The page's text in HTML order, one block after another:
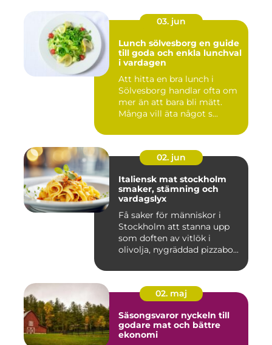
03. jun
Lunch sölvesborg en guide
till goda och enkla lunchval
i vardagen
Att hitta en bra lunch i
Sölvesborg handlar ofta om
mer än att bara bli mätt.
Många vill äta något s...
02. jun
Italiensk mat stockholm
smaker, stämning och
vardagslyx
Få saker för människor i
Stockholm att stanna upp
som doften av vitlök i
olivolja, nygräddad pizzabo...
02. maj
Säsongsvaror nyckeln till
godare mat och bättre
ekonomi